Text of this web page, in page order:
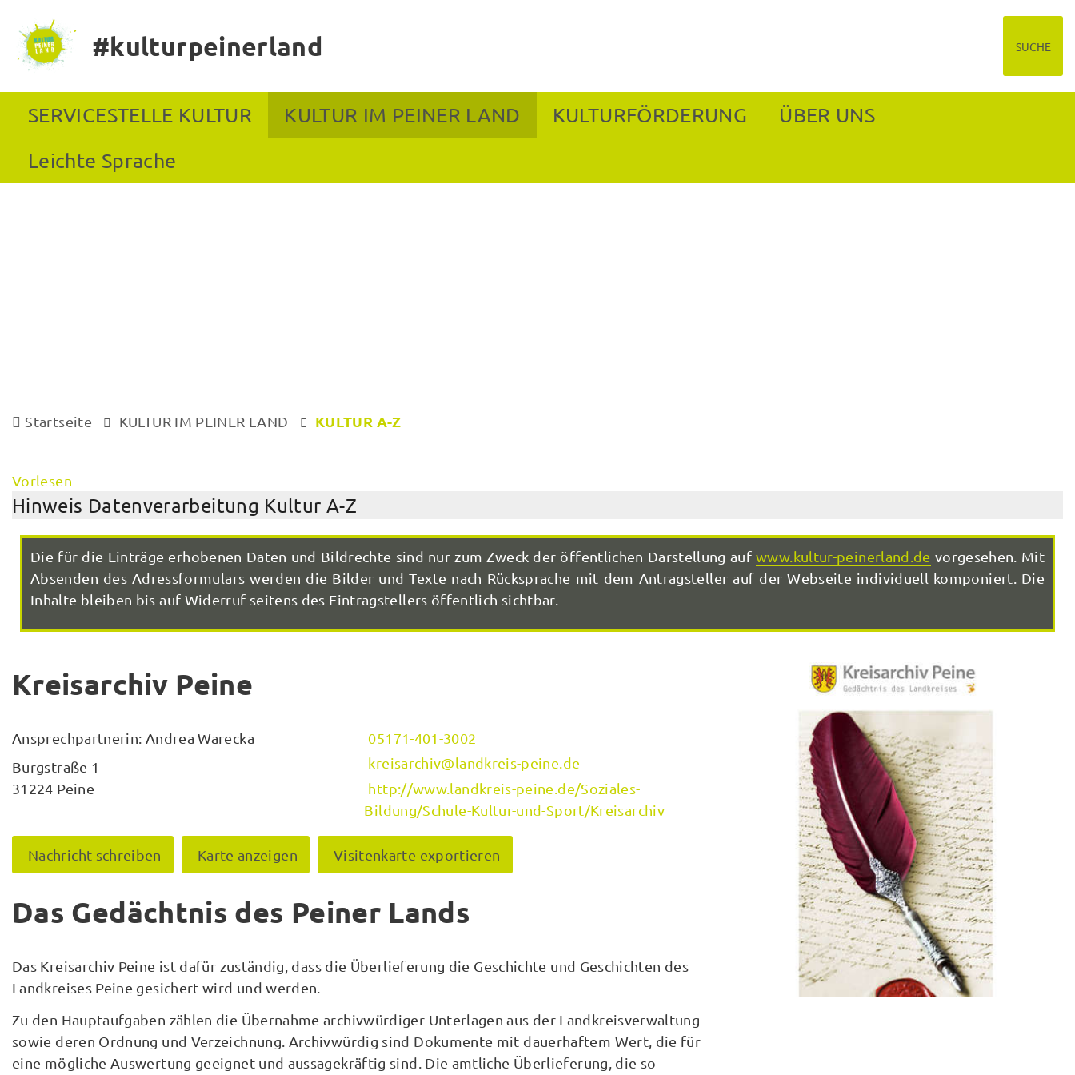
#kulturpeinerland SUCHE
SERVICESTELLE KULTUR KULTUR IM PEINER LAND KULTURFÖRDERUNG
ÜBER UNS
Leichte Sprache
Startseite KULTUR IM PEINER LAND KULTUR A-Z
Vorlesen
Hinweis Datenverarbeitung Kultur A-Z
Die für die Einträge erhobenen Daten und Bildrechte sind nur zum Zweck der öffentlichen Darstellung aufwww.kultur-peinerland.de vorgesehen. Mit
Absenden des Adressformulars werden die Bilder und Texte nach Rücksprache mit dem Antragsteller auf der Webseite individuell komponiert. Die
Inhalte bleiben bis auf Widerruf seitens des Eintragstellers öffentlich sichtbar.
Kreisarchiv Peine
Ansprechpartnerin: Andrea Warecka
Burgstraße 1
31224 Peine
05171-401-3002
kreisarchiv@landkreis-peine.de
http://www.landkreis-peine.de/Soziales-
Bildung/Schule-Kultur-und-Sport/Kreisarchiv
Nachricht schreiben Karte anzeigen Visitenkarte exportieren
Das Gedächtnis des Peiner Lands
Das Kreisarchiv Peine ist dafür zuständig, dass die Überlieferung die Geschichte und Geschichten des
Landkreises Peine gesichert wird und werden.
Zu den Hauptaufgaben zählen die Übernahme archivwürdiger Unterlagen aus der Landkreisverwaltung
sowie deren Ordnung und Verzeichnung. Archivwürdig sind Dokumente mit dauerhaftem Wert, die für
eine mögliche Auswertung geeignet und aussagekräftig sind. Die amtliche Überlieferung, die so